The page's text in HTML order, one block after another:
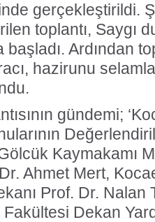
gerçekleştirildi.
toplantı, Saygı
başladı. Ardından
hazirunu
gündemi;
Kaymakamı
Ahmet Mert,
Prof. Dr. Nalan
Dekan